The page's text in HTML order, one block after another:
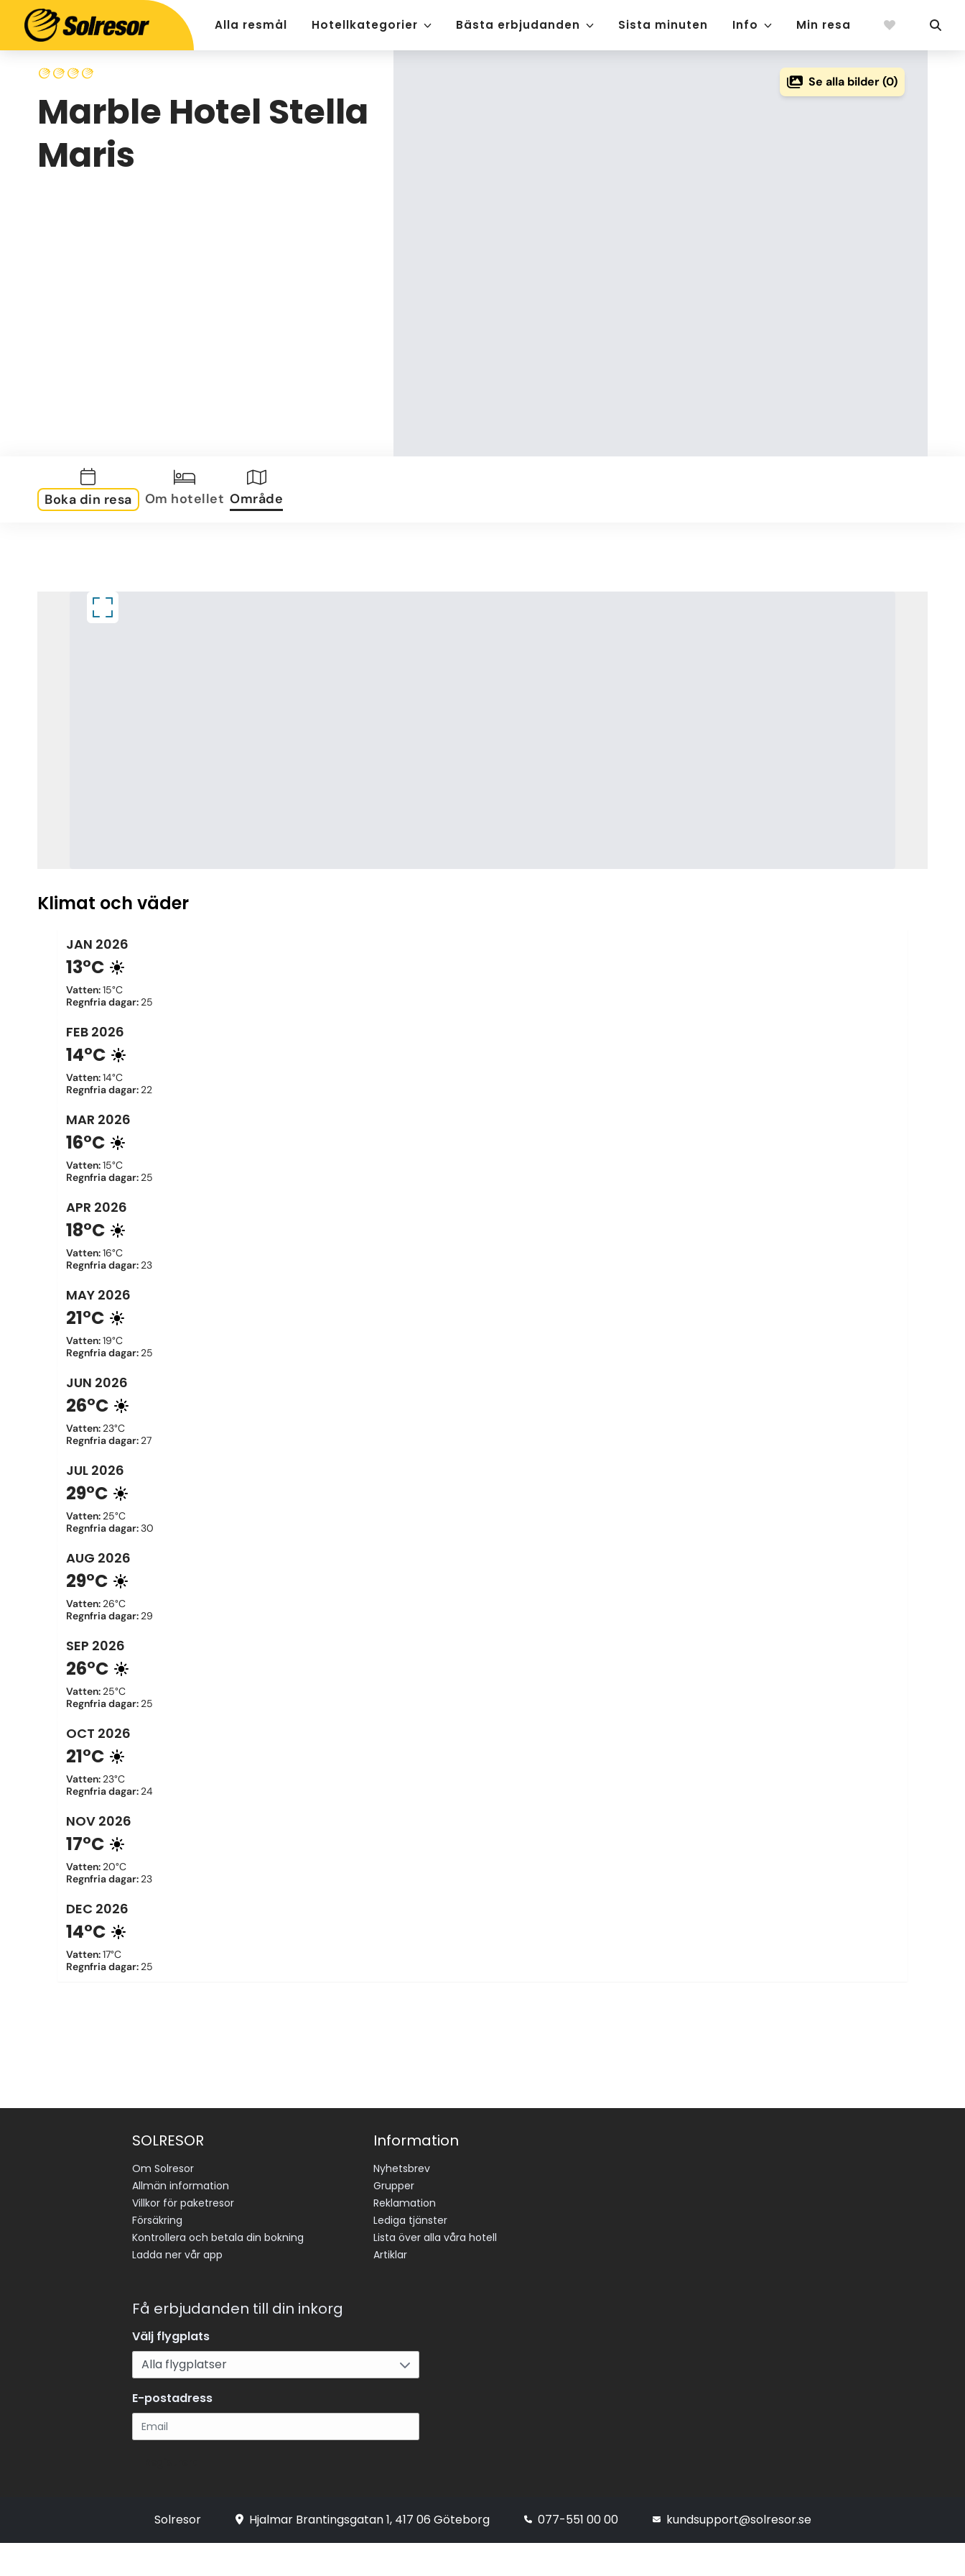
Alla resmål Hotellkategorier Bästa erbjudanden Sista minuten Info Min resa
Marble Hotel Stella
Maris
Se alla bilder (0)
Boka din resa Om hotellet Område
Klimat och väder
JAN 2026
13°C
Vatten:15°C
Regnfria dagar: 25
FEB 2026
14°C
Vatten:14°C
Regnfria dagar: 22
MAR 2026
16°C
Vatten:15°C
Regnfria dagar: 25
APR 2026
18°C
Vatten:16°C
Regnfria dagar: 23
MAY 2026
21°C
Vatten:19°C
Regnfria dagar: 25
JUN 2026
26°C
Vatten: 23°C
Regnfria dagar: 27
JUL 2026
29°C
Vatten: 25°C
Regnfria dagar:30
AUG 2026
29°C
Vatten: 26°C
Regnfria dagar: 29
SEP 2026
26°C
Vatten: 25°C
Regnfria dagar: 25
OCT 2026
21°C
Vatten: 23°C
Regnfria dagar: 24
NOV 2026
17°C
Vatten: 20°C
Regnfria dagar: 23
DEC 2026
14°C
Vatten:17°C
Regnfria dagar: 25
SOLRESOR
Om Solresor
Allmän information
Villkor för paketresor
Försäkring
Kontrollera och betala din bokning
Ladda ner vår app
Information
Nyhetsbrev
Grupper
Reklamation
Lediga tjänster
Lista över alla våra hotell
Artiklar
Få erbjudanden till din inkorg
Välj flygplats
E-postadress
Solresor Hjalmar Brantingsgatan 1, 417 06 Göteborg 077-551 00 00 kundsupport@solresor.se